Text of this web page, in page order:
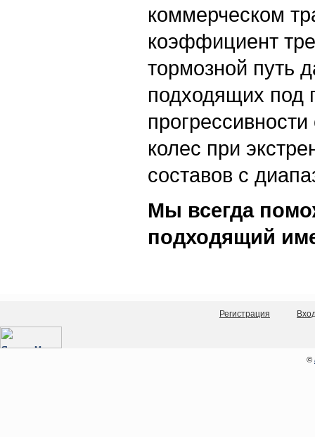
коммерческом
коэффициент
тормозной путь
подходящих под
колес при
составов с
Мы всегда
подходящий
Регистрация
©